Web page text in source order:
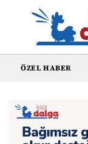
ÖZEL HABER